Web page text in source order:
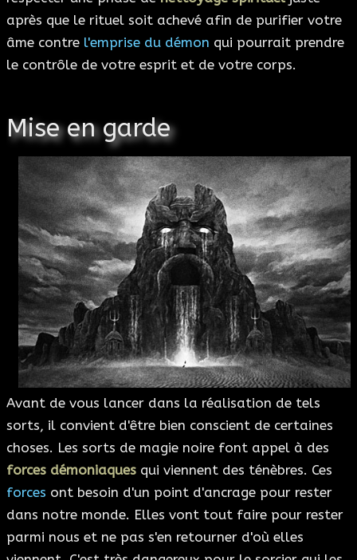
après que le rituel soit achevé afin de purifier votre
âme contre l'emprise du démon qui pourrait prendre
le contrôle de votre esprit et de votre corps.
Mise en garde
Avant de vous lancer dans la réalisation de tels
sorts, il convient d'être bien conscient de certaines
choses. Les sorts de magie noire font appel à des
forces démoniaques qui viennent des ténèbres. Ces
forces ont besoin d'un point d'ancrage pour rester
dans notre monde. Elles vont tout faire pour rester
parmi nous et ne pas s'en retourner d'où elles